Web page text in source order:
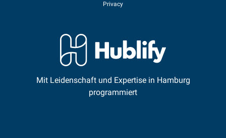
Privacy
Mit Leidenschaft und Expertise in Hamburg
programmiert